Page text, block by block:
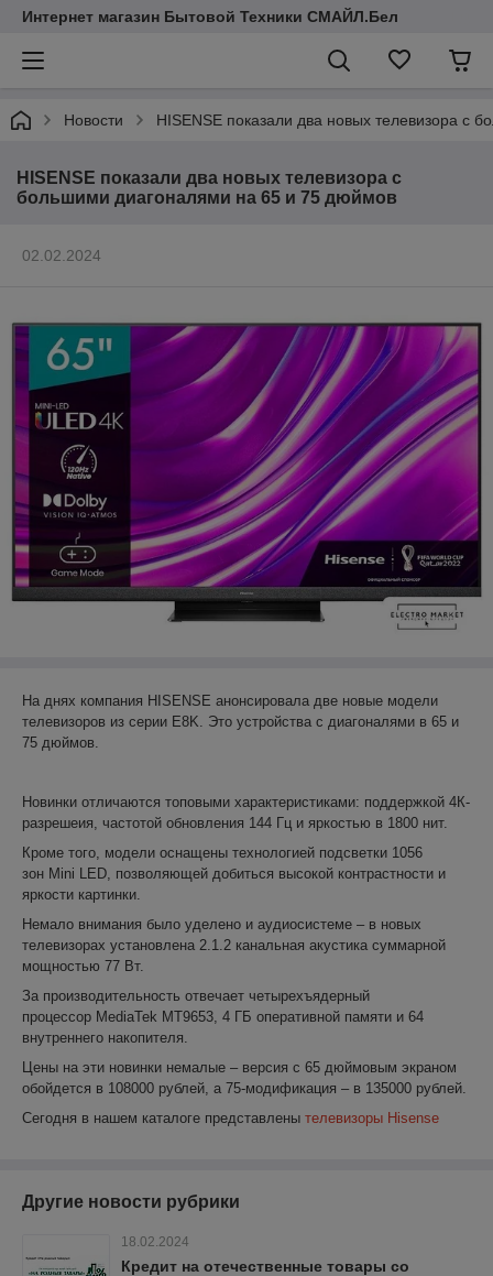
Интернет магазин Бытовой Техники СМАЙЛ.Бел
Новости HISENSE показали два новых телевизора с
HISENSE показали два новых телевизора с
большими диагоналями на 65 и 75 дюймов
02.02.2024
На днях компания HISENSE анонсировала две новые модели
телевизоров из серии E8K. Это устройства с диагоналями в 65 и
75 дюймов.
Новинки отличаются топовыми характеристиками: поддержкой 4К-
разрешеия, частотой обновления 144 Гц и яркостью в 1800 нит.
Кроме того, модели оснащены технологией подсветки 1056
зон Mini LED, позволяющей добиться высокой контрастности и
яркости картинки.
Немало внимания было уделено и аудиосистеме – в новых
телевизорах установлена 2.1.2 канальная акустика суммарной
мощностью 77 Вт.
За производительность отвечает четырехъядерный
процессор MediaTek MT9653, 4 ГБ оперативной памяти и 64
внутреннего накопителя.
Цены на эти новинки немалые – версия с 65 дюймовым экраном
обойдется в 108000 рублей, а 75-модификация – в 135000 рублей.
Сегодня в нашем каталоге представлены телевизоры Hisense
Другие новости рубрики
18.02.2024
Кредит на отечественные товары со